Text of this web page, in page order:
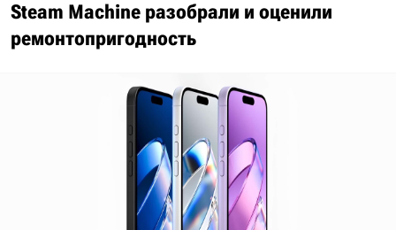
Steam Machine разобрали и оценили
ремонтопригодность